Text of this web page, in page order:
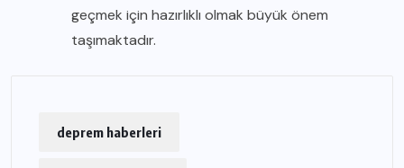
geçmek için hazırlıklı olmak büyük önem
taşımaktadır.
deprem haberleri